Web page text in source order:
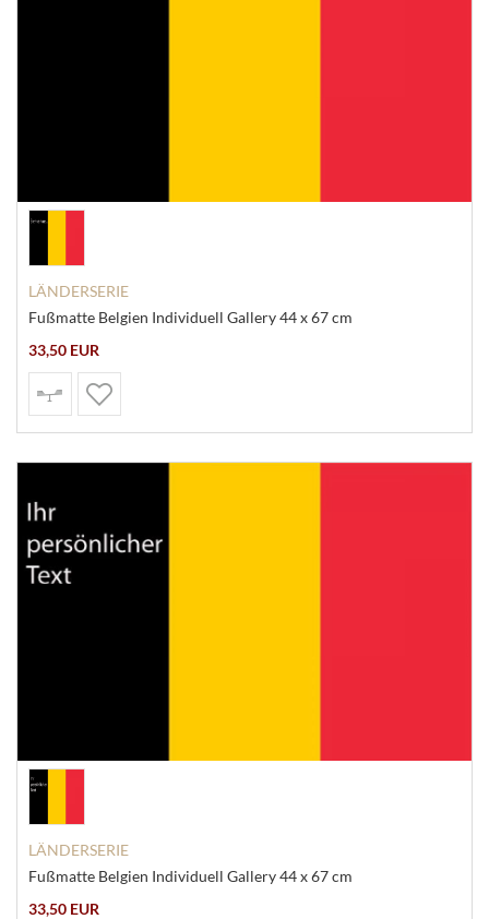
LÄNDERSERIE
Fußmatte Belgien Individuell Gallery 44 x 67 cm
33,50 EUR
LÄNDERSERIE
Fußmatte Belgien Individuell Gallery 44 x 67 cm
33,50 EUR